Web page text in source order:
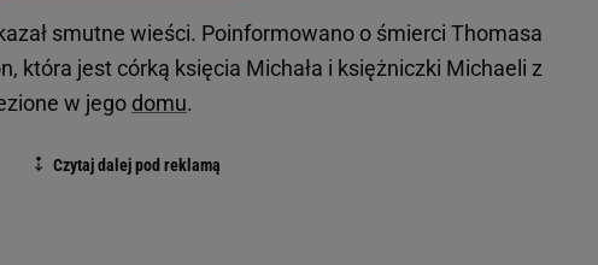
smutne wieści. Poinformowano o śmierci Thomasa
która jest córką księcia Michała i księżniczki Michaeli z
w jego domu.